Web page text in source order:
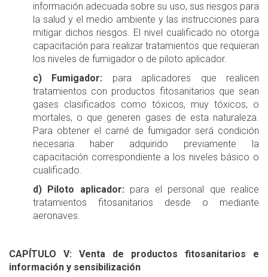
información adecuada sobre su uso, sus riesgos para
la salud y el medio ambiente y las instrucciones para
mitigar dichos riesgos. El nivel cualificado no otorga
capacitación para realizar tratamientos que requieran
los niveles de fumigador o de piloto aplicador.
c) Fumigador: para aplicadores que realicen
tratamientos con productos fitosanitarios que sean
gases clasificados como tóxicos, muy tóxicos, o
mortales, o que generen gases de esta naturaleza.
Para obtener el carné de fumigador será condición
necesaria haber adquirido previamente la
capacitación correspondiente a los niveles básico o
cualificado.
d) Piloto aplicador: para el personal que realice
tratamientos fitosanitarios desde o mediante
aeronaves.
CAPÍTULO V: Venta de productos fitosanitarios e
información y sensibilización